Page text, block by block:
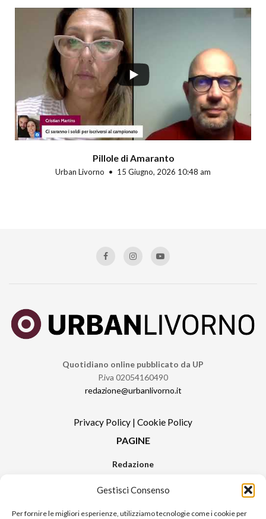
Gestisci Consenso
Per fornire le migliori esperienze, utilizziamo tecnologie come i cookie per
Pillole di Amaranto
Urban Livorno 15 Giugno, 2026 10:48 am
Quotidiano online pubblicato da UP
P.iva 02054160490
redazione@urbanlivorno.it
Privacy Policy | Cookie Policy
PAGINE
Redazione
Pubblicità
Sitemap